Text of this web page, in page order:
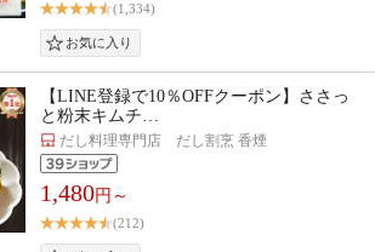
(1,334)
【LINE登録で10％OFFクーポン】ささっ
と粉末キムチ…
だし料理専門店 だし割烹 香煙
1,480円～
(212)